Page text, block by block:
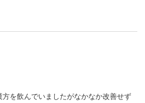
を飲んでいましたがなかなか改善せず